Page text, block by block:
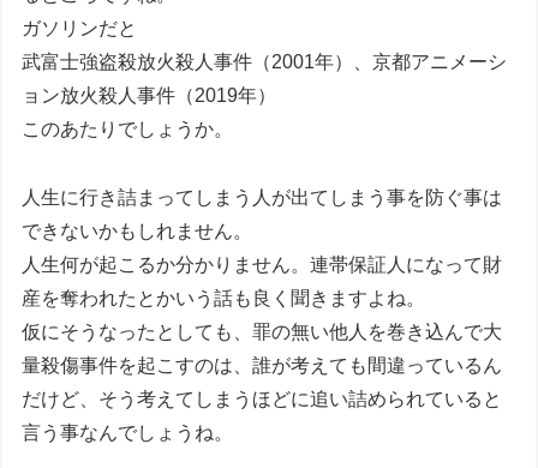
ガソリンだと
武富士強盗殺放火殺人事件（2001年）、京都アニメーシ
ョン放火殺人事件（2019年）
このあたりでしょうか。
人生に行き詰まってしまう人が出てしまう事を防ぐ事は
できないかもしれません。
人生何が起こるか分かりません。連帯保証人になって財
産を奪われたとかいう話も良く聞きますよね。
仮にそうなったとしても、罪の無い他人を巻き込んで大
量殺傷事件を起こすのは、誰が考えても間違っているん
だけど、そう考えてしまうほどに追い詰められていると
言う事なんでしょうね。